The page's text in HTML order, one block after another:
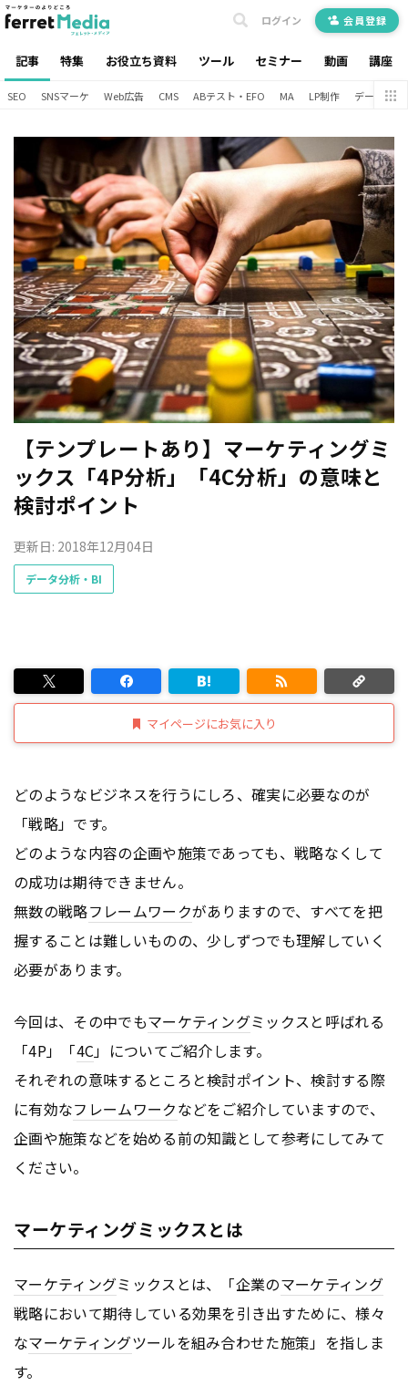
記事 特集 お役立ち資料 ツール セミナー 動画 講座
ログイン 会員登録
SEO SNSマーケ Web広告 CMS ABテスト・EFO MA LP制作 データ分析
【テンプレートあり】マーケティングミ
ックス「4P分析」「4C分析」の意味と
検討ポイント
更新日: 2018年12月04日
データ分析・BI
マイページにお気に入り
どのようなビジネスを行うにしろ、確実に必要なのが
「戦略」です。
どのような内容の企画や施策であっても、戦略なくして
の成功は期待できません。
無数の戦略フレームワークがありますので、すべてを把
握することは難しいものの、少しずつでも理解していく
必要があります。
今回は、その中でもマーケティングミックスと呼ばれる
「4P」「4C」についてご紹介します。
それぞれの意味するところと検討ポイント、検討する際
に有効なフレームワークなどをご紹介していますので、
企画や施策などを始める前の知識として参考にしてみて
ください。
マーケティングミックスとは
マーケティングミックスとは、「企業のマーケティング
戦略において期待している効果を引き出すために、様々
なマーケティングツールを組み合わせた施策」を指しま
す。